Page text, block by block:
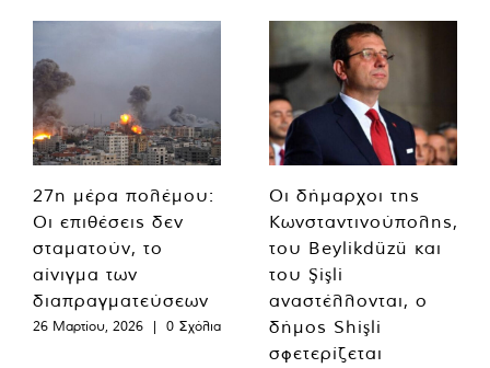
27η μέρα πολέμου:
Οι επιθέσεις δεν
σταματούν, το
αίνιγμα των
διαπραγματεύσεων
26 Μαρτίου, 2026 | 0 Σχόλια
Οι δήμαρχοι της
Κωνσταντινούπολης,
του Beylikdüzü και
του Şişli
αναστέλλονται, ο
δήμος Shişli
σφετερίζεται